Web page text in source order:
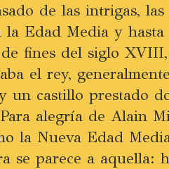
de las intrigas,
la Edad Media y
de fines del siglo
el rey,
un castillo prestado
alegría de Alain
la Nueva Edad
se parece a aquella: